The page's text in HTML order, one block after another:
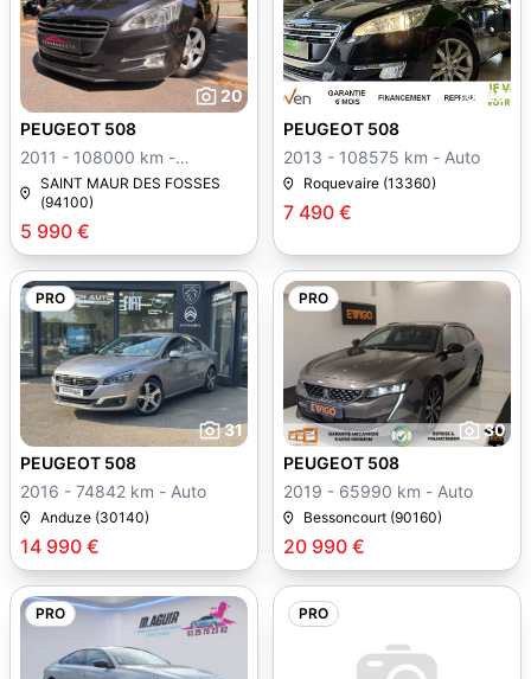
20
5 990 €
PEUGEOT 508
2011 - 108000 km -
Manuelle
SAINT MAUR DES FOSSES
(94100)
25
7 490 €
PEUGEOT 508
2013 - 108575 km - Auto
Roquevaire (13360)
PRO
31
14 990 €
PEUGEOT 508
2016 - 74842 km - Auto
Anduze (30140)
PRO
30
20 990 €
PEUGEOT 508
2019 - 65990 km - Auto
Bessoncourt (90160)
PRO PRO